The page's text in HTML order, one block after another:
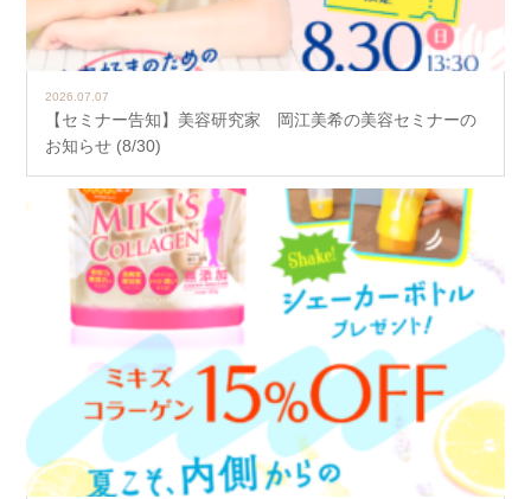
2026.07.07
【セミナー告知】美容研究家 岡江美希の美容セミナーの
お知らせ (8/30)